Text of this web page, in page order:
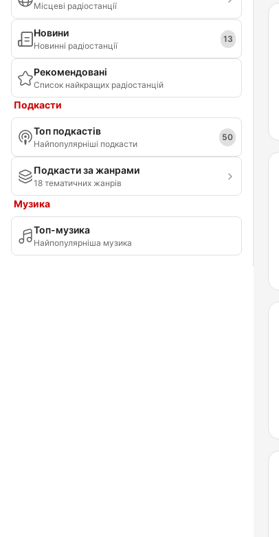
Місцеві радіостанції
Новини
Новинні радіостанції
13
Рекомендовані
Список найкращих радіостанцій
Подкасти
Топ подкастів
Найпопулярніші подкасти
50
Подкасти за жанрами
18 тематичних жанрів
Музика
Топ-музика
Найпопулярніша музика